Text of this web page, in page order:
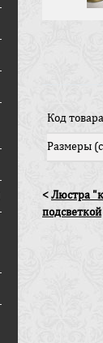
Код
Размеры
<Люстра
подсветкой